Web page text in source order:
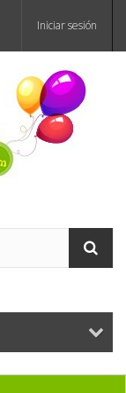
Iniciar sesión